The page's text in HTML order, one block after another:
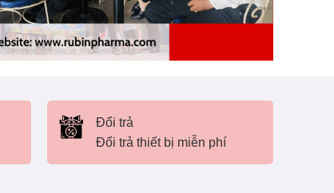
Đổi trả
Đổi trả thiết bị miễn phí